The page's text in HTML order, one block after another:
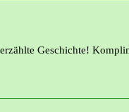
Geschichte!